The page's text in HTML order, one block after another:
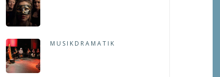
MUSIKDRAMATIK